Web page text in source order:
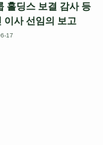
홀딩스 보결 감사 등
이사 선임의 보고
17